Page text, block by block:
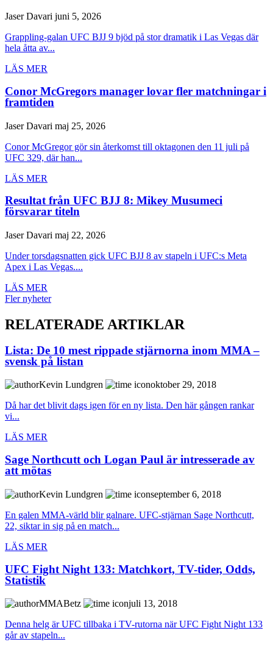
Jaser Davari juni 5, 2026
Grappling-galan UFC BJJ 9 bjöd på stor dramatik i Las Vegas där
hela åtta av...
LÄS MER
Conor McGregors manager lovar fler matchningar i
framtiden
Jaser Davari maj 25, 2026
Conor McGregor gör sin återkomst till oktagonen den 11 juli på
UFC 329, där han...
LÄS MER
Resultat från UFC BJJ 8: Mikey Musumeci
försvarar titeln
Jaser Davari maj 22, 2026
Under torsdagsnatten gick UFC BJJ 8 av stapeln i UFC:s Meta
Apex i Las Vegas....
LÄS MER
Fler nyheter
RELATERADE ARTIKLAR
Lista: De 10 mest rippade stjärnorna inom MMA –
svensk på listan
Kevin Lundgren
oktober 29, 2018
Då har det blivit dags igen för en ny lista. Den här gången rankar
vi...
LÄS MER
Sage Northcutt och Logan Paul är intresserade av
att mötas
Kevin Lundgren
september 6, 2018
En galen MMA-värld blir galnare. UFC-stjärnan Sage Northcutt,
22, siktar in sig på en match...
LÄS MER
UFC Fight Night 133: Matchkort, TV-tider, Odds,
Statistik
MMABetz
juli 13, 2018
Denna helg är UFC tillbaka i TV-rutorna när UFC Fight Night 133
går av stapeln...